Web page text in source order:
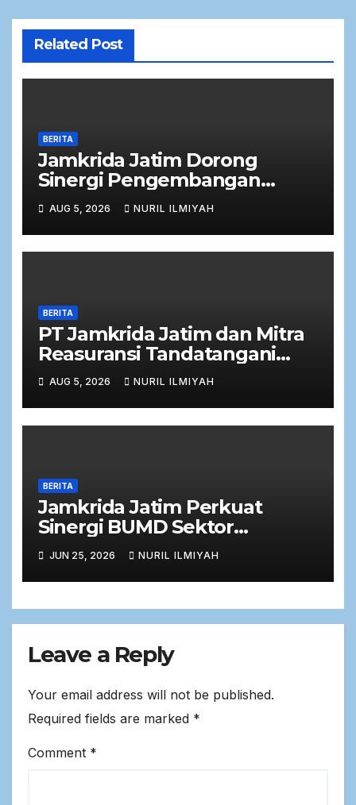
Related Post
BERITA
Jamkrida Jatim Dorong
Sinergi Pengembangan
Potensi Petani Cabai bersama
Bank Jatim
AUG 5, 2026 NURIL ILMIYAH
BERITA
PT Jamkrida Jatim dan Mitra
Reasuransi Tandatangani
Perjanjian Facultative
Obligatory 2026
AUG 5, 2026 NURIL ILMIYAH
BERITA
Jamkrida Jatim Perkuat
Sinergi BUMD Sektor
Keuangan dalam Rapat Kerja
Bersama Komisi C DPRD Jawa
Timur
JUN 25, 2026 NURIL ILMIYAH
Leave a Reply
Your email address will not be published.
Required fields are marked *
Comment *